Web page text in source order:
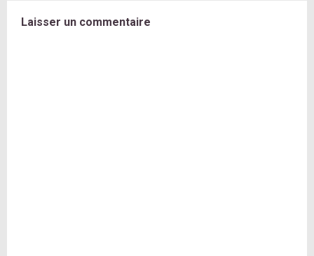
Laisser un commentaire